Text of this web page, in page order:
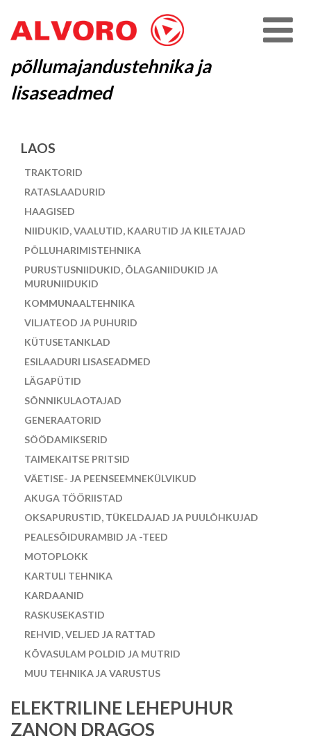
põllumajandustehnika ja
lisaseadmed
LAOS
TRAKTORID
RATASLAADURID
HAAGISED
NIIDUKID, VAALUTID, KAARUTID JA KILETAJAD
PÕLLUHARIMISTEHNIKA
PURUSTUSNIIDUKID, ÕLAGANIIDUKID JA
MURUNIIDUKID
KOMMUNAALTEHNIKA
VILJATEOD JA PUHURID
KÜTUSETANKLAD
ESILAADURI LISASEADMED
LÄGAPÜTID
SÕNNIKULAOTAJAD
GENERAATORID
SÖÖDAMIKSERID
TAIMEKAITSE PRITSID
VÄETISE- JA PEENSEEMNEKÜLVIKUD
AKUGA TÖÖRIISTAD
OKSAPURUSTID, TÜKELDAJAD JA PUULÕHKUJAD
PEALESÕIDURAMBID JA -TEED
MOTOPLOKK
KARTULI TEHNIKA
KARDAANID
RASKUSEKASTID
REHVID, VELJED JA RATTAD
KÕVASULAM POLDID JA MUTRID
MUU TEHNIKA JA VARUSTUS
ELEKTRILINE LEHEPUHUR
ZANON DRAGOS